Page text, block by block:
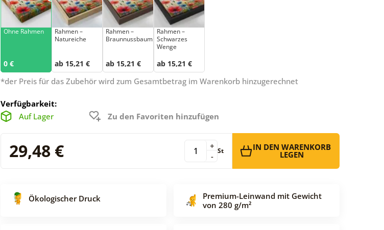
Ohne Rahmen
0 €
Rahmen –
Natureiche
ab 15,21 €
Rahmen –
Braunnussbaum
ab 15,21 €
Rahmen –
Schwarzes
Wenge
ab 15,21 €
*der Preis für das Zubehör wird zum Gesamtbetrag im Warenkorb hinzugerechnet
Verfügbarkeit:
Auf Lager
Zu den Favoriten hinzufügen
29,48 € -
+ St IN DEN WARENKORB
LEGEN
Ökologischer Druck
Premium-Leinwand mit Gewicht
von 280 g/m²